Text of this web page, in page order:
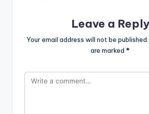
Leave a Reply
Your email address will not be published.
are marked *